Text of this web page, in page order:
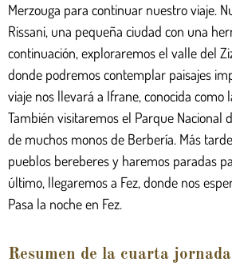
Merzouga para continuar nuestro viaje.
Rissani, una pequeña ciudad con una
continuación, exploraremos el valle del
donde podremos contemplar paisajes
viaje nos llevará a Ifrane, conocida como
También visitaremos el Parque Nacional
de muchos monos de Berbería. Más
pueblos bereberes y haremos paradas
último, llegaremos a Fez, donde nos
Pasa la noche en Fez.
Resumen de la cuarta jornada